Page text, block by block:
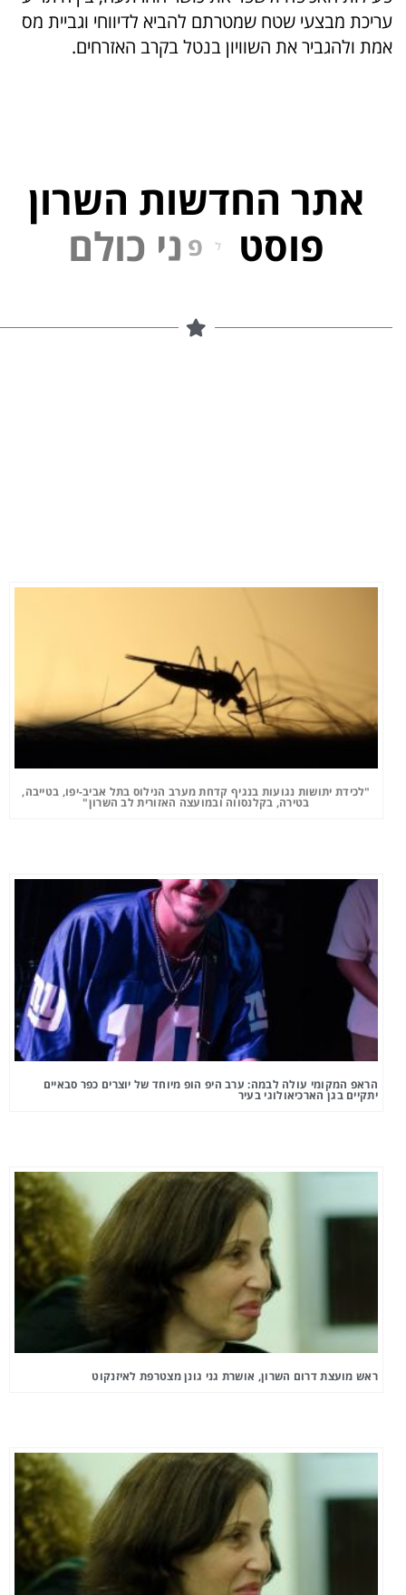
עריכת מבצעי שטח שמטרתם להביא לדיווחי וגביית מס
אמת ולהגביר את השוויון בנטל בקרב האזרחים.
אתר החדשות השרון
פוסט
"לכידת יתושות נגועות בנגיף קדחת מערב הנילוס בתל אביב-יפו, בטייבה,
בטירה, בקלנסווה ובמועצה האזורית לב השרון"
הראפ המקומי עולה לבמה: ערב היפ הופ מיוחד של יוצרים כפר סבאיים
יתקיים בגן הארכיאולוגי בעיר
ראש מועצת דרום השרון, אושרת גני גונן מצטרפת לאיזנקוט